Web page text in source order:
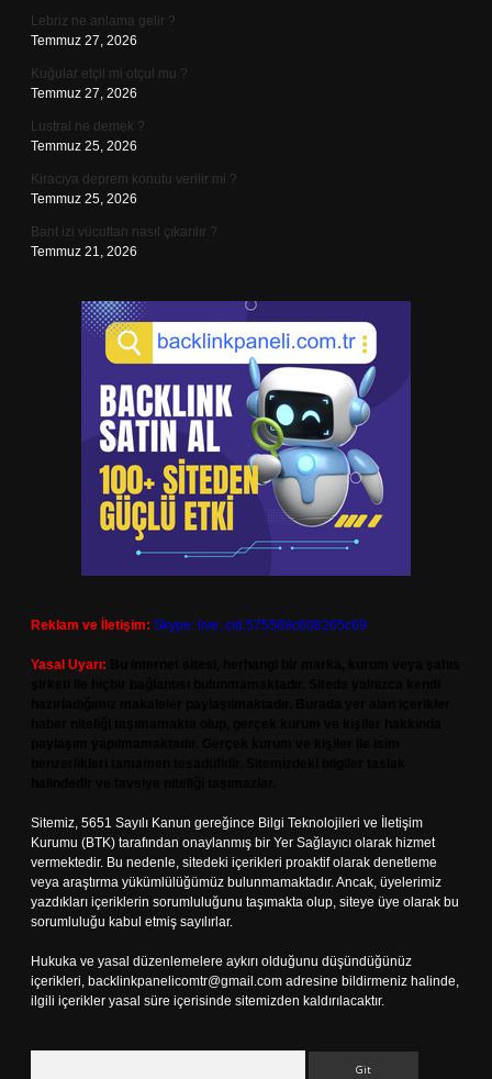
Lebriz ne anlama gelir ?
Temmuz 27, 2026
Kuğular etçil mi otçul mu ?
Temmuz 27, 2026
Lustral ne demek ?
Temmuz 25, 2026
Kiracıya deprem konutu verilir mi ?
Temmuz 25, 2026
Bant izi vücuttan nasıl çıkarılır ?
Temmuz 21, 2026
Reklam ve İletişim: Skype: live:.cid.575569c608265c69
Yasal Uyarı:
Sitemiz, 5651 Sayılı Kanun gereğince Bilgi Teknolojileri ve İletişim
Kurumu (BTK) tarafından onaylanmış bir Yer Sağlayıcı olarak hizmet
vermektedir. Bu nedenle, sitedeki içerikleri proaktif olarak denetleme
veya araştırma yükümlülüğümüz bulunmamaktadır. Ancak, üyelerimiz
yazdıkları içeriklerin sorumluluğunu taşımakta olup, siteye üye olarak bu
sorumluluğu kabul etmiş sayılırlar.
Hukuka ve yasal düzenlemelere aykırı olduğunu düşündüğünüz
içerikleri, backlinkpanelicomtr@gmail.com adresine bildirmeniz halinde,
ilgili içerikler yasal süre içerisinde sitemizden kaldırılacaktır.